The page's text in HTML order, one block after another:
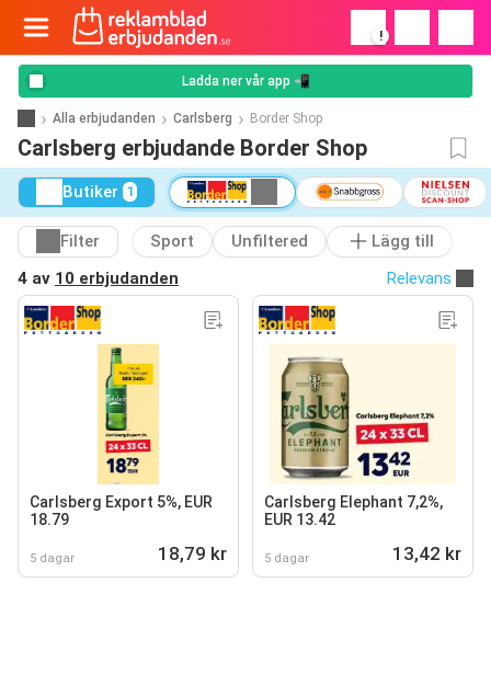
!
Ladda ner vår app 📲
Alla erbjudanden Carlsberg Border Shop
Carlsberg erbjudande Border Shop
Butiker 1
Filter Sport Unfiltered
Lägg till
4 av 10 erbjudanden Relevans
Carlsberg Export 5%, EUR
18.79
5 dagar 18,79 kr
Carlsberg Elephant 7,2%,
EUR 13.42
5 dagar 13,42 kr